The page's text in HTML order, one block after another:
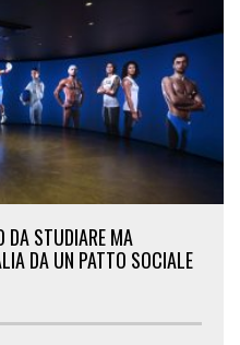
DA STUDIARE MA
DA UN PATTO SOCIALE